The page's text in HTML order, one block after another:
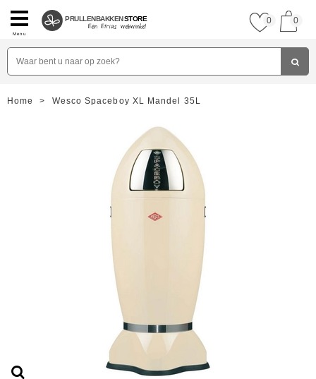
Menu
PRULLENBAKKENSTORE 0 0
Home > Wesco Spaceboy XL Mandel 35L